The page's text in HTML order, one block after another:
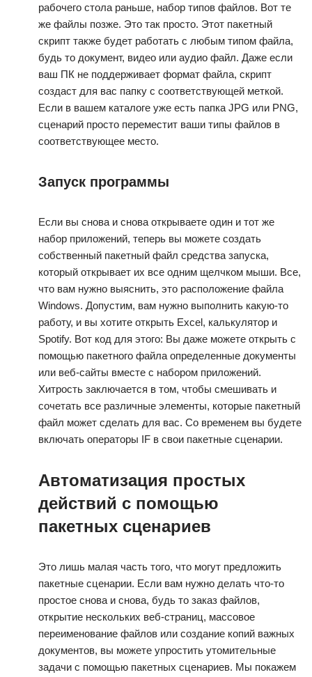
рабочего стола раньше, набор типов файлов. Вот те
же файлы позже. Это так просто. Этот пакетный
скрипт также будет работать с любым типом файла,
будь то документ, видео или аудио файл. Даже если
ваш ПК не поддерживает формат файла, скрипт
создаст для вас папку с соответствующей меткой.
Если в вашем каталоге уже есть папка JPG или PNG,
сценарий просто переместит ваши типы файлов в
соответствующее место.
Запуск программы
Если вы снова и снова открываете один и тот же
набор приложений, теперь вы можете создать
собственный пакетный файл средства запуска,
который открывает их все одним щелчком мыши. Все,
что вам нужно выяснить, это расположение файла
Windows. Допустим, вам нужно выполнить какую-то
работу, и вы хотите открыть Excel, калькулятор и
Spotify. Вот код для этого: Вы даже можете открыть с
помощью пакетного файла определенные документы
или веб-сайты вместе с набором приложений.
Хитрость заключается в том, чтобы смешивать и
сочетать все различные элементы, которые пакетный
файл может сделать для вас. Со временем вы будете
включать операторы IF в свои пакетные сценарии.
Автоматизация простых
действий с помощью
пакетных сценариев
Это лишь малая часть того, что могут предложить
пакетные сценарии. Если вам нужно делать что-то
простое снова и снова, будь то заказ файлов,
открытие нескольких веб-страниц, массовое
переименование файлов или создание копий важных
документов, вы можете упростить утомительные
задачи с помощью пакетных сценариев. Мы покажем